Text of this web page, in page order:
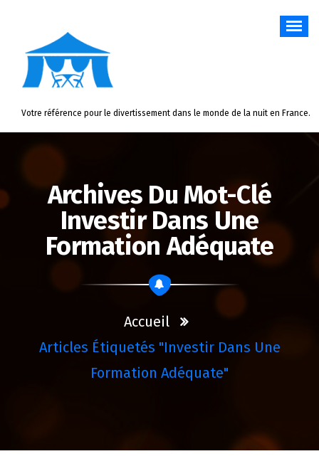
Votre référence pour le divertissement dans le monde de la nuit en France.
Archives Du Mot-Clé
Investir Dans Une
Formation Adéquate
Accueil
Articles Étiquetés "investir Dans Une
Formation Adéquate"